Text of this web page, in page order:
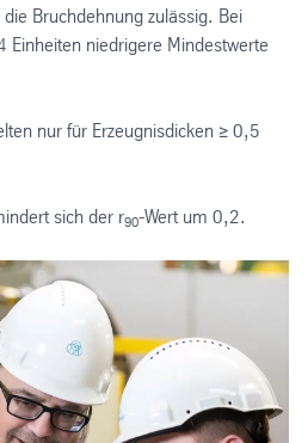
Bruchdehnung zulässig. Bei
niedrigere Mindestwerte
nur für Erzeugnisdicken ≥ 0,5
sich der r90-Wert um 0,2.